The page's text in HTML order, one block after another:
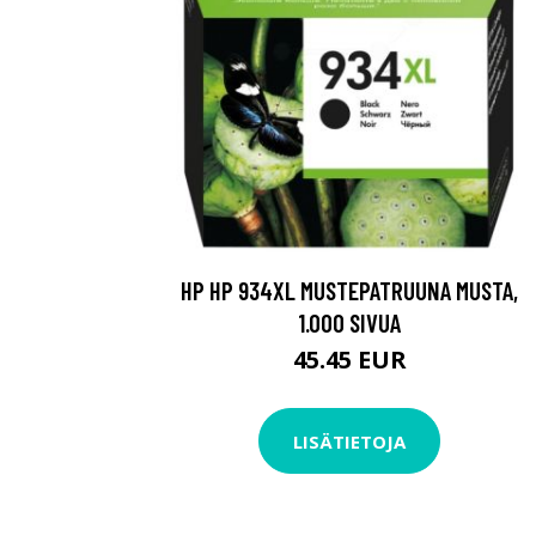
HP HP 934XL MUSTEPATRUUNA MUSTA,
1.000 SIVUA
45.45 EUR
LISÄTIETOJA